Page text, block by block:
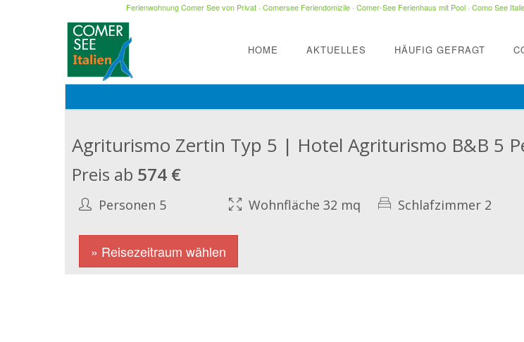
Ferienwohnung Comer See von Privat· Comersee Feriendomizile· Comer-See Ferienhaus mit Pool· Como See
HOME AKTUELLES HÄUFIG GEFRAGT
Agriturismo Zertin Typ 5 | Hotel Agriturismo B&B 5
Preis ab 574 €
Personen 5 Wohnfläche 32 mq Schlafzimmer 2
» Reisezeitraum wählen